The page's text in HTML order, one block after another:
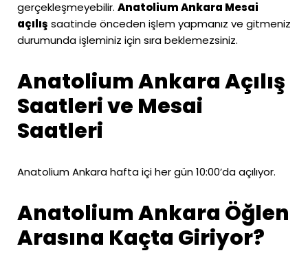
gerçekleşmeyebilir. Anatolium Ankara Mesai
açılış saatinde önceden işlem yapmanız ve gitmeniz
durumunda işleminiz için sıra beklemezsiniz.
Anatolium Ankara Açılış
Saatleri ve Mesai
Saatleri
Anatolium Ankara hafta içi her gün 10:00’da açılıyor.
Anatolium Ankara Öğlen
Arasına Kaçta Giriyor?